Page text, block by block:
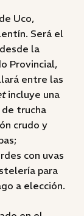
Uco,
Será el
la
Provincial,
entre las
incluye una
trucha
crudo y
con uvas
para
a elección.